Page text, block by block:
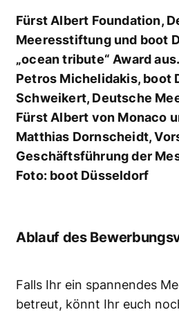
Fürst Albert Foundation,
Meeresstiftung und boot
„ocean tribute“ Award
Petros Michelidakis, boot
Schweikert, Deutsche
Fürst Albert von Monaco
Matthias Dornscheidt,
Geschäftsführung der
Foto: boot Düsseldorf
Ablauf des
Falls Ihr ein spannendes
betreut, könnt Ihr euch